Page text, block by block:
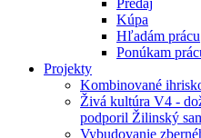
Predaj
Kúpa
Hľadám prácu
Ponúkam
Projekty
Kombinované
Živá kultúra V4 -
podporil Žilinský
Vybudovanie